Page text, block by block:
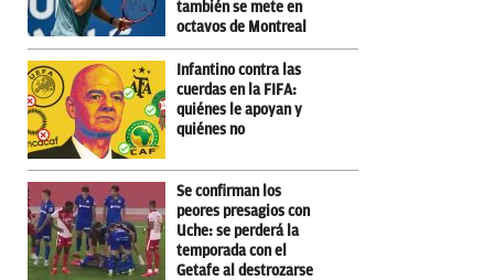
también se mete en
octavos de Montreal
Infantino contra las
cuerdas en la FIFA:
quiénes le apoyan y
quiénes no
Se confirman los
peores presagios con
Uche: se perderá la
temporada con el
Getafe al destrozarse